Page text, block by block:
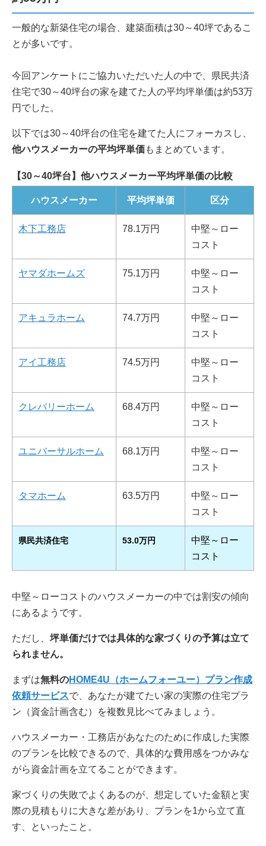
一般的な新築住宅の場合、建築面積は30～40坪であるこ
とが多いです。
今回アンケートにご協力いただいた人の中で、県民共済
住宅で30～40坪台の家を建てた人の平均坪単価は約53万
円でした。
以下では30～40坪台の住宅を建てた人にフォーカスし、
他ハウスメーカーの平均坪単価もまとめています。
【30～40坪台】他ハウスメーカー平均坪単価の比較
ハウスメーカー 平均坪単価 区分
木下工務店 78.1万円
中堅～ロー
コスト
ヤマダホームズ 75.1万円
中堅～ロー
コスト
アキュラホーム 74.7万円
中堅～ロー
コスト
アイ工務店 74.5万円
中堅～ロー
コスト
クレバリーホーム 68.4万円
中堅～ロー
コスト
ユニバーサルホーム 68.1万円
中堅～ロー
コスト
タマホーム 63.5万円
中堅～ロー
コスト
県民共済住宅 53.0万円
中堅～ロー
コスト
中堅～ローコストのハウスメーカーの中では割安の傾向
にあるようです。
ただし、 坪単価だけでは具体的な家づくりの予算は立て
られません。
まずは無料のHOME4U（ホームフォーユー）プラン作成
依頼サービスで、あなたが建てたい家の実際の住宅プラ
ン（資金計画含む）を複数見比べてみましょう。
ハウスメーカー・工務店があなたのために作成した実際
のプランを比較できるので、具体的な費用感をつかみな
がら資金計画を立てることができます。
家づくりの失敗でよくあるのが、想定していた金額と実
際の見積もりに大きな差があり、プランを1から立て直
す、といったこと。